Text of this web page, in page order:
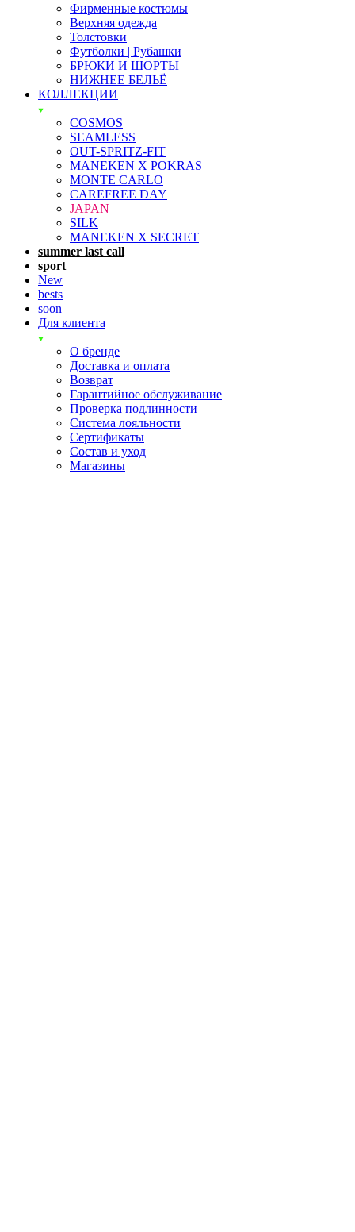
Фирменные костюмы
Верхняя одежда
Толстовки
Футболки | Рубашки
БРЮКИ И ШОРТЫ
НИЖНЕЕ БЕЛЬЁ
КОЛЛЕКЦИИ
COSMOS
SEAMLESS
OUT-SPRITZ-FIT
MANEKEN X POKRAS
MONTE CARLO
CAREFREE DAY
JAPAN
SILK
MANEKEN X SECRET
summer last call
sport
New
bests
soon
Для клиента
О бренде
Доставка и оплата
Возврат
Гарантийное обслуживание
Проверка подлинности
Система лояльности
Сертификаты
Состав и уход
Магазины